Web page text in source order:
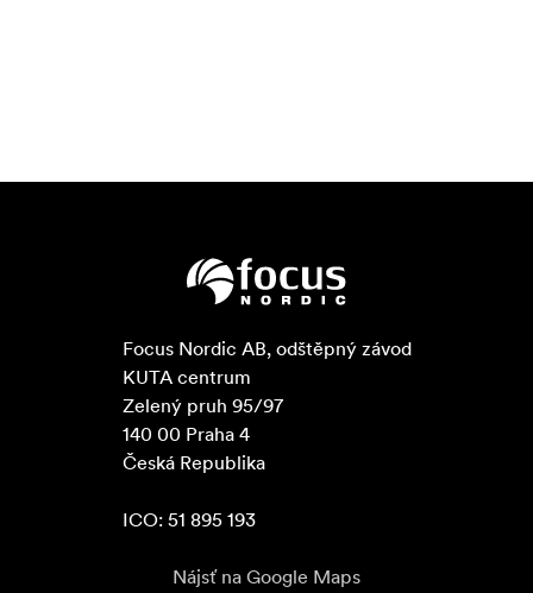
Focus Nordic AB, odštěpný závod
KUTA centrum
Zelený pruh 95/97
140 00 Praha 4
Česká Republika
ICO: 51 895 193
Nájsť na Google Maps